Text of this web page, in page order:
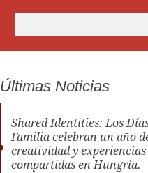
Últimas Noticias
Shared Identities: Los
Familia celebran un año
creatividad y experiencias
compartidas en Hungría.